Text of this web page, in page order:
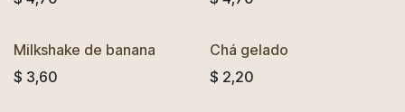
Milkshake de banana
$ 3,60
Chá gelado
$ 2,20